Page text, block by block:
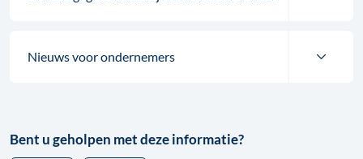
Nieuws voor ondernemers
Bent u geholpen met deze informatie?